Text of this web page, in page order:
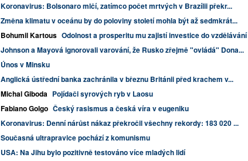
Koronavirus: Bolsonaro mlčí, zatímco počet mrtvých v Brazílii překr...
Změna klimatu v oceánu by do poloviny století mohla být až sedmkrát...
Bohumil Kartous Odolnost a prosperitu mu zajistí investice do vzdělávání
Johnson a Mayová ignorovali varování, že Rusko zřejmě "ovládá" Dona...
Únos v Minsku
Anglická ústřední banka zachránila v březnu Británii před krachem v...
Michal Giboda Pojídači syrových ryb v Laosu
Fabiano Golgo Český rasismus a česká víra v eugeniku
Koronavirus: Denní nárůst nákaz překročil všechny rekordy: 183 020 ...
Současná ultrapravice pochází z komunismu
USA: Na Jihu bylo pozitivně testováno více mladých lidí